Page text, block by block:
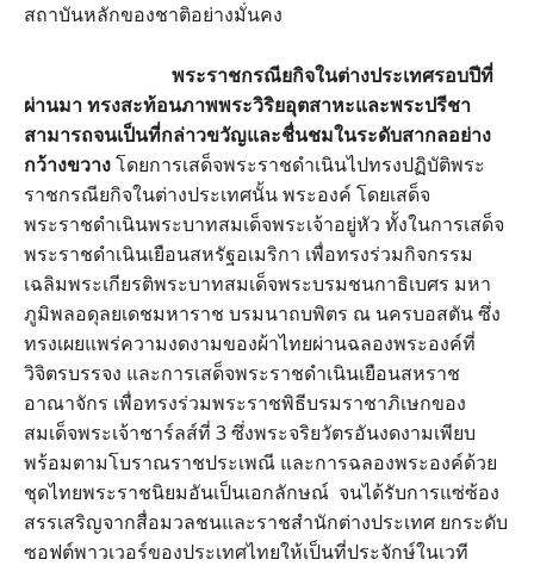
สถาบันหลักของชาติอย่างมั่นคง
พระราชกรณียกิจในต่างประเทศรอบปีที่
ผ่านมา ทรงสะท้อนภาพพระวิริยอุตสาหะและพระปรีชา
สามารถจนเป็นที่กล่าวขวัญและชื่นชมในระดับสากลอย่าง
กว้างขวางโดยการเสด็จพระราชดำเนินไปทรงปฏิบัติพระ
ราชกรณียกิจในต่างประเทศนั้น พระองค์ โดยเสด็จ
พระราชดำเนินพระบาทสมเด็จพระเจ้าอยู่หัว ทั้งในการเสด็จ
พระราชดำเนินเยือนสหรัฐอเมริกา เพื่อทรงร่วมกิจกรรม
เฉลิมพระเกียรติพระบาทสมเด็จพระบรมชนกาธิเบศร มหา
ภูมิพลอดุลยเดชมหาราช บรมนาถบพิตร ณ นครบอสตัน ซึ่ง
ทรงเผยแพร่ความงดงามของผ้าไทยผ่านฉลองพระองค์ที่
วิจิตรบรรจง และการเสด็จพระราชดำเนินเยือนสหราช
อาณาจักร เพื่อทรงร่วมพระราชพิธีบรมราชาภิเษกของ
สมเด็จพระเจ้าชาร์ลส์ที่ 3 ซึ่งพระจริยวัตรอันงดงามเพียบ
พร้อมตามโบราณราชประเพณี และการฉลองพระองค์ด้วย
ชุดไทยพระราชนิยมอันเป็นเอกลักษณ์ จนได้รับการแซ่ซ้อง
สรรเสริญจากสื่อมวลชนและราชสำนักต่างประเทศ ยกระดับ
ซอฟต์พาวเวอร์ของประเทศไทยให้เป็นที่ประจักษ์ในเวที